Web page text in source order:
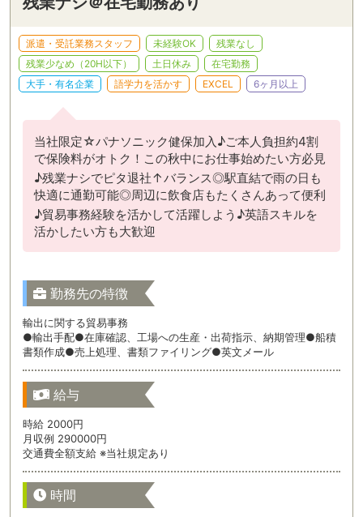
派遣・受託業務スタッフ 未経験OK
残業なし
残業少なめ（20H以下）
土日休み
在宅勤務
大手・有名企業
語学力を活かす EXCEL 6ヶ月以上
当社限定☆パナソニック健保加入♪ご本人負担約4割
で保険料がオトク！この秋中にお仕事始めたい方必見
♪残業ナシでピタ退社↑バランス◎駅直結で雨の日も
快適に通勤可能◎周辺に飲食店もたくさんあって便利
♪貿易事務経験を活かして活躍しよう♪英語スキルを
活かしたい方も大歓迎
勤務先の特徴
輸出に関する貿易事務
●輸出手配●在庫確認、工場への生産・出荷指示、納期管理●船積
書類作成●売上処理、書類ファイリング●英文メール
給与
時給 2000円
月収例 290000円
交通費全額支給 ※当社規定あり
時間